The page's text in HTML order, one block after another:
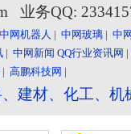
业务QQ:
中网机器人 | 中网玻璃 | 中
| 中网新闻 QQ行业资讯网
| 高鹏科技网 |
建材、化工、